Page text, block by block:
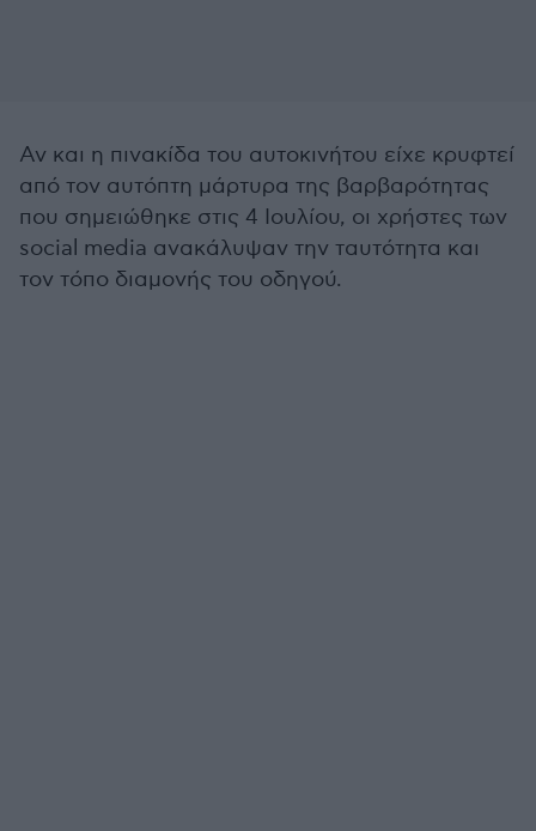
Αν και η πινακίδα του αυτοκινήτου είχε κρυφτεί
από τον αυτόπτη μάρτυρα της βαρβαρότητας
που σημειώθηκε στις 4 Ιουλίου, οι χρήστες των
social media ανακάλυψαν την ταυτότητα και
τον τόπο διαμονής του οδηγού.